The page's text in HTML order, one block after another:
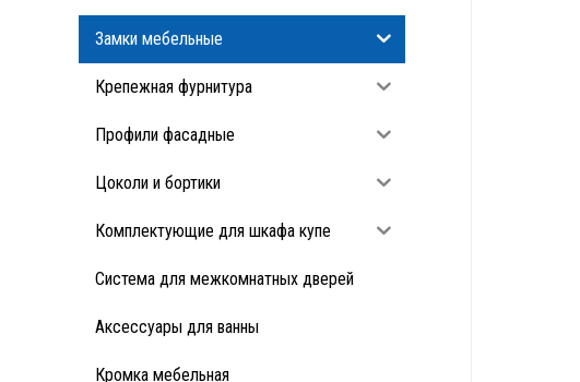
Замки мебельные
Крепежная фурнитура
Профили фасадные
Цоколи и бортики
Комплектующие для шкафа купе
Система для межкомнатных дверей
Аксессуары для ванны
Кромка мебельная